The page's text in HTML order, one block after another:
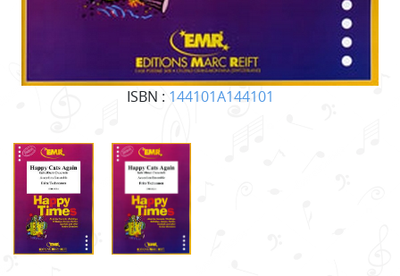
ISBN : 144101A144101